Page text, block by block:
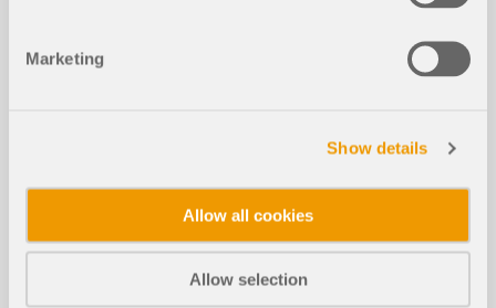
Marketing
Show details
Allow all cookies
Allow selection